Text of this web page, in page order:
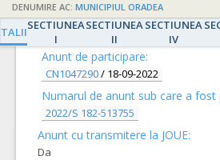
DENUMIRE AC: MUNICIPIUL ORADEA
SECTIUNEA
I
SECTIUNEA
II
SECTIUNEA
IV
DETALII
Anunt de participare:
CN1047290/ 18-09-2022
Numarul de anunt sub care a fost
2022/S 182-513755
Anunt cu transmitere la JOUE:
Da